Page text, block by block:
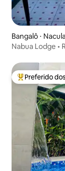
Bangalô ⋅
Nabua Lodge •
Entre os
Preferido